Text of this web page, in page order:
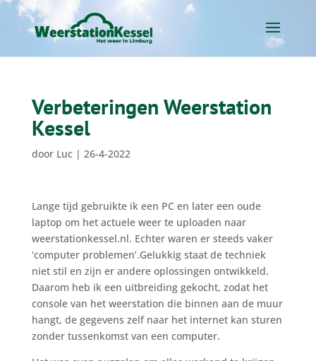
Verbeteringen Weerstation
Kessel
door Luc| 26-4-2022
Lange tijd gebruikte ik een PC en later een oude
laptop om het actuele weer te uploaden naar
weerstationkessel.nl. Echter waren er steeds vaker
‘computer problemen’.Gelukkig staat de techniek
niet stil en zijn er andere oplossingen ontwikkeld.
Daarom heb ik een uitbreiding gekocht, zodat het
console van het weerstation die binnen aan de muur
hangt, de gegevens zelf naar het internet kan sturen
zonder tussenkomst van een computer.